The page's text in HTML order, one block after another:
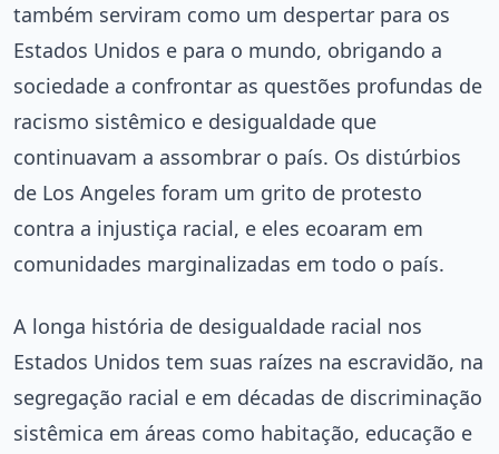
também serviram como um despertar para os
Estados Unidos e para o mundo, obrigando a
sociedade a confrontar as questões profundas de
racismo sistêmico e desigualdade que
continuavam a assombrar o país. Os distúrbios
de Los Angeles foram um grito de protesto
contra a injustiça racial, e eles ecoaram em
comunidades marginalizadas em todo o país.
A longa história de desigualdade racial nos
Estados Unidos tem suas raízes na escravidão, na
segregação racial e em décadas de discriminação
sistêmica em áreas como habitação, educação e